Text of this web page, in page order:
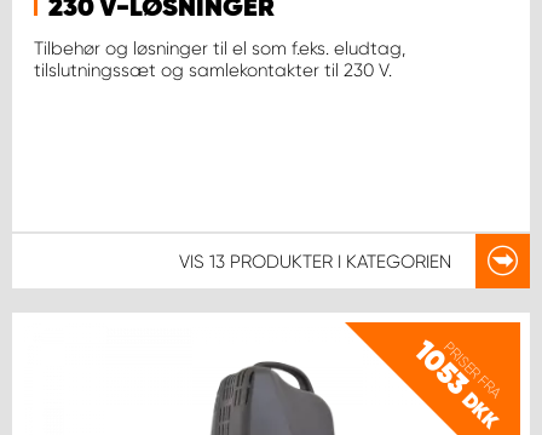
230 V-LØSNINGER
Tilbehør og løsninger til el som f.eks. eludtag,
tilslutningssæt og samlekontakter til 230 V.
VIS 13 PRODUKTER I KATEGORIEN
PRISER FRA
1053
DKK